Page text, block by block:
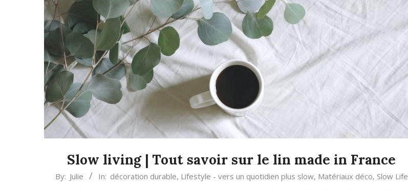
Slow living | Tout savoir sur le lin made in France
By: Julie In: décoration durable, Lifestyle - vers un quotidien plus slow, Matériaux déco, Slow Life